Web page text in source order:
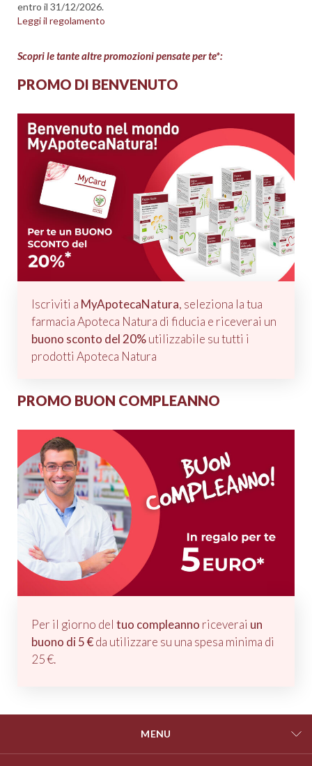
entro il 31/12/2026.
Leggi il regolamento
Scopri le tante altre promozioni pensate per te*:
PROMO DI BENVENUTO
Iscriviti a MyApotecaNatura, seleziona la tua
farmacia Apoteca Natura di fiducia e riceverai un
buono sconto del 20%utilizzabile su tutti i
prodotti Apoteca Natura
PROMO BUON COMPLEANNO
Per il giorno del tuo compleanno riceverai un
buono di 5 €da utilizzare su una spesa minima di
25 €.
MENU